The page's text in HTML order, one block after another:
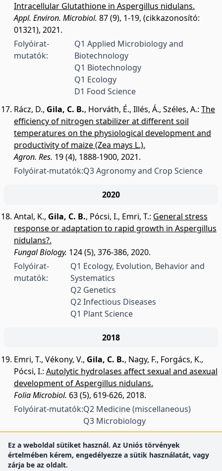
Intracellular Glutathione in Aspergillus nidulans.
Appl. Environ. Microbiol. 87 (9), 1-19, (cikkazonosító:
01321), 2021.
Folyóirat-
mutatók:
Q1 Applied Microbiology and
Biotechnology
Q1 Biotechnology
Q1 Ecology
D1 Food Science
Rácz, D., Gila, C. B., Horváth, É., Illés, Á., Széles, A.: The
efficiency of nitrogen stabilizer at different soil
temperatures on the physiological development and
productivity of maize (Zea mays L.).
Agron. Res. 19 (4), 1888-1900, 2021.
Folyóirat-mutatók:Q3 Agronomy and Crop Science
2020
Antal, K., Gila, C. B., Pócsi, I., Emri, T.: General stress
response or adaptation to rapid growth in Aspergillus
nidulans?.
Fungal Biology. 124 (5), 376-386, 2020.
Folyóirat-
mutatók:
Q1 Ecology, Evolution, Behavior and
Systematics
Q2 Genetics
Q2 Infectious Diseases
Q1 Plant Science
2018
Emri, T., Vékony, V., Gila, C. B., Nagy, F., Forgács, K.,
Pócsi, I.: Autolytic hydrolases affect sexual and asexual
development of Aspergillus nidulans.
Folia Microbiol. 63 (5), 619-626, 2018.
Folyóirat-mutatók:Q2 Medicine (miscellaneous)
Q3 Microbiology
Ez a weboldal sütiket használ. Az Uniós törvények
értelmében kérem, engedélyezze a sütik használatát, vagy
zárja be az oldalt.